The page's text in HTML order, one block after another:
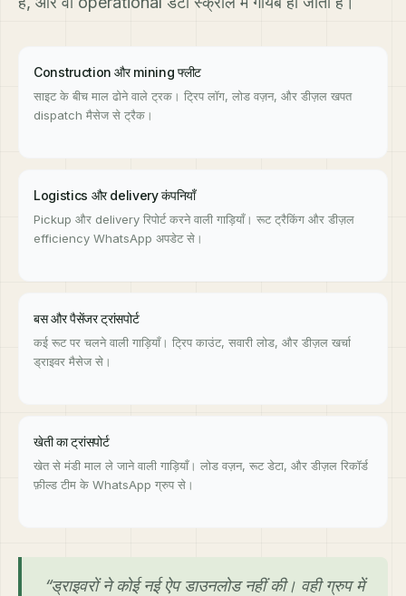
Construction और mining फ्लीट
साइट के बीच माल ढोने वाले ट्रक। ट्रिप लॉग, लोड वज़न, और डीज़ल खपत
dispatch मैसेज से ट्रैक।
Logistics और delivery कंपनियाँ
Pickup और delivery रिपोर्ट करने वाली गाड़ियाँ। रूट ट्रैकिंग और डीज़ल
efficiency WhatsApp अपडेट से।
बस और पैसेंजर ट्रांसपोर्ट
कई रूट पर चलने वाली गाड़ियाँ। ट्रिप काउंट, सवारी लोड, और डीज़ल खर्चा
ड्राइवर मैसेज से।
खेती का ट्रांसपोर्ट
खेत से मंडी माल ले जाने वाली गाड़ियाँ। लोड वज़न, रूट डेटा, और डीज़ल रिकॉर्ड
फ़ील्ड टीम के WhatsApp ग्रुप से।
“ड्राइवरों ने कोई नई ऐप डाउनलोड नहीं की। वही ग्रुप में